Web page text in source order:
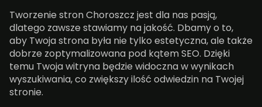
Tworzenie stron Choroszcz jest dla nas pasją,
dlatego zawsze stawiamy na jakość. Dbamy o to,
aby Twoja strona była nie tylko estetyczna, ale także
dobrze zoptymalizowana pod kątem SEO. Dzięki
temu Twoja witryna będzie widoczna w wynikach
wyszukiwania, co zwiększy ilość odwiedzin na Twojej
stronie.